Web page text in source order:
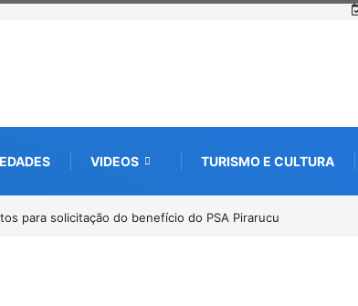
VIDEOS TURISMO E CULTURA
piscicultura com espécies nativas da Amazônia